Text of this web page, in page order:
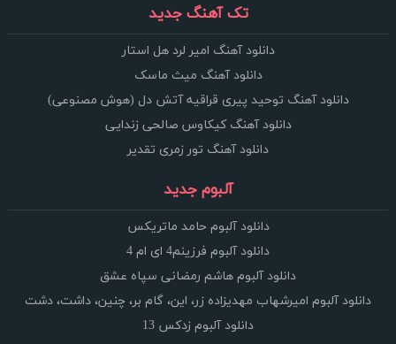
تک آهنگ جدید
دانلود آهنگ امیر لرد هل استار
دانلود آهنگ میث ماسک
دانلود آهنگ توحید پیری قراقیه آتش دل (هوش مصنوعی)
دانلود آهنگ کیکاوس صالحی زندایی
دانلود آهنگ تور زمری تقدیر
آلبوم جدید
دانلود آلبوم حامد ماتریکس
دانلود آلبوم فرزینم4 ای ام 4
دانلود آلبوم هاشم رمضانی سپاه عشق
دانلود آلبوم امیرشهاب مهدیزاده زر، این، گام بر، چنین، داشت، دشت
دانلود آلبوم زدکس 13